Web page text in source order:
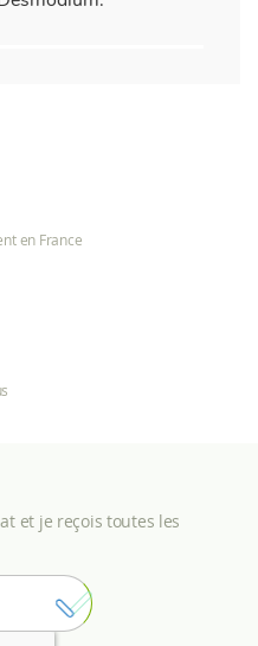
en France
et je reçois toutes les